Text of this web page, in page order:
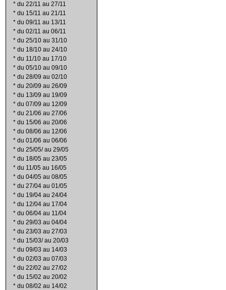
* du 22/11 au 27/11
* du 15/11 au 21/11
* du 09/11 au 13/11
* du 02/11 au 06/11
* du 25/10 au 31/10
* du 18/10 au 24/10
* du 11/10 au 17/10
* du 05/10 au 09/10
* du 28/09 au 02/10
* du 20/09 au 26/09
* du 13/09 au 19/09
* du 07/09 au 12/09
* du 21/06 au 27/06
* du 15/06 au 20/06
* du 08/06 au 12/06
* du 01/06 au 06/06
* du 25/05/ au 29/05
* du 18/05 au 23/05
* du 11/05 au 16/05
* du 04/05 au 08/05
* du 27/04 au 01/05
* du 19/04 au 24/04
* du 12/04 au 17/04
* du 06/04 au 11/04
* du 29/03 au 04/04
* du 23/03 au 27/03
* du 15/03/ au 20/03
* du 09/03 au 14/03
* du 02/03 au 07/03
* du 22/02 au 27/02
* du 15/02 au 20/02
* du 08/02 au 14/02